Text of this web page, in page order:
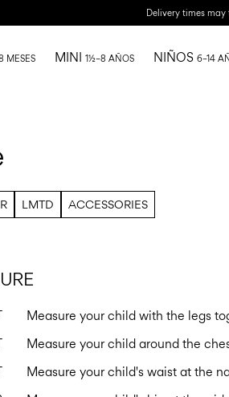
Delivery times
MESES MINI 1½–8 AÑOS NIÑOS 6–14
LMTD ACCESSORIES
Measure your child with the legs
Measure your child around the
Measure your child's waist at the